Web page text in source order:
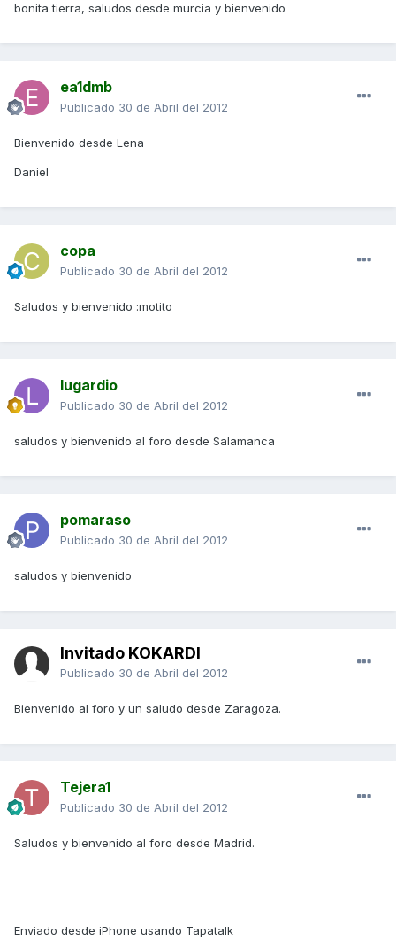
bonita tierra, saludos desde murcia y bienvenido
ea1dmb
Publicado 30 de Abril del 2012
Bienvenido desde Lena
Daniel
copa
Publicado 30 de Abril del 2012
Saludos y bienvenido :motito
lugardio
Publicado 30 de Abril del 2012
saludos y bienvenido al foro desde Salamanca
pomaraso
Publicado 30 de Abril del 2012
saludos y bienvenido
Invitado KOKARDI
Publicado 30 de Abril del 2012
Bienvenido al foro y un saludo desde Zaragoza.
Tejera1
Publicado 30 de Abril del 2012
Saludos y bienvenido al foro desde Madrid.
Enviado desde iPhone usando Tapatalk